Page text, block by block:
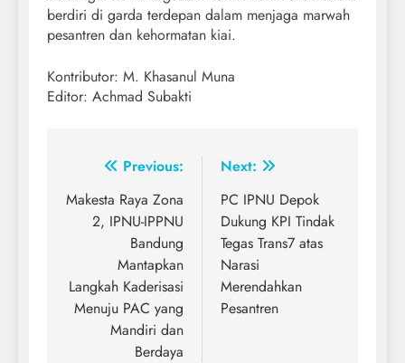
berdiri di garda terdepan dalam menjaga marwah
pesantren dan kehormatan kiai.
Kontributor: M. Khasanul Muna
Editor: Achmad Subakti
Post
navigation
Previous:
Makesta Raya Zona
2, IPNU-IPPNU
Bandung
Mantapkan
Langkah Kaderisasi
Menuju PAC yang
Mandiri dan
Berdaya
Next:
PC IPNU Depok
Dukung KPI Tindak
Tegas Trans7 atas
Narasi
Merendahkan
Pesantren